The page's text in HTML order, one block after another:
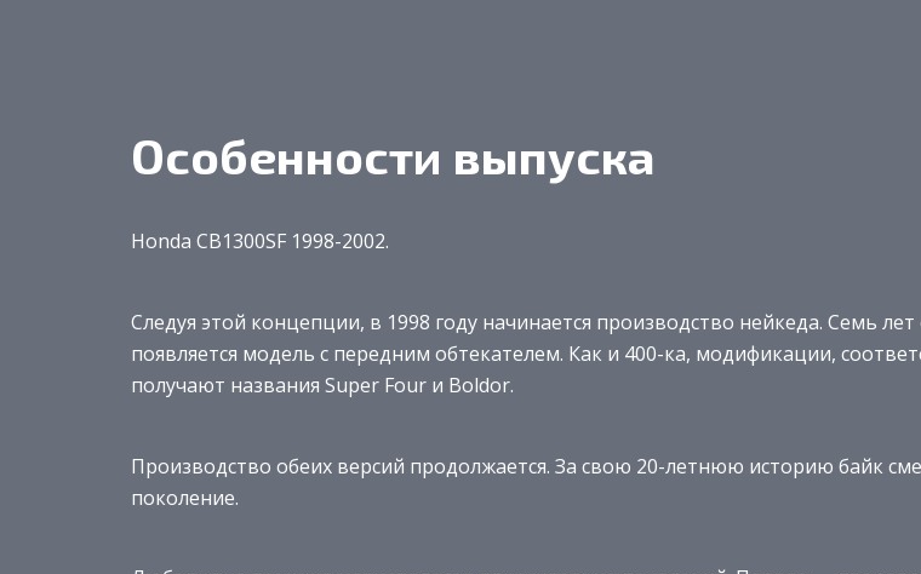
Особенности выпуска
Honda CB1300SF 1998-2002.
Следуя этой концепции, в 1998 году начинается производство нейкеда. Семь лет
появляется модель с передним обтекателем. Как и 400-ка, модификации,
получают названия Super Four и Boldor.
Производство обеих версий продолжается. За свою 20-летнюю историю байк
поколение.